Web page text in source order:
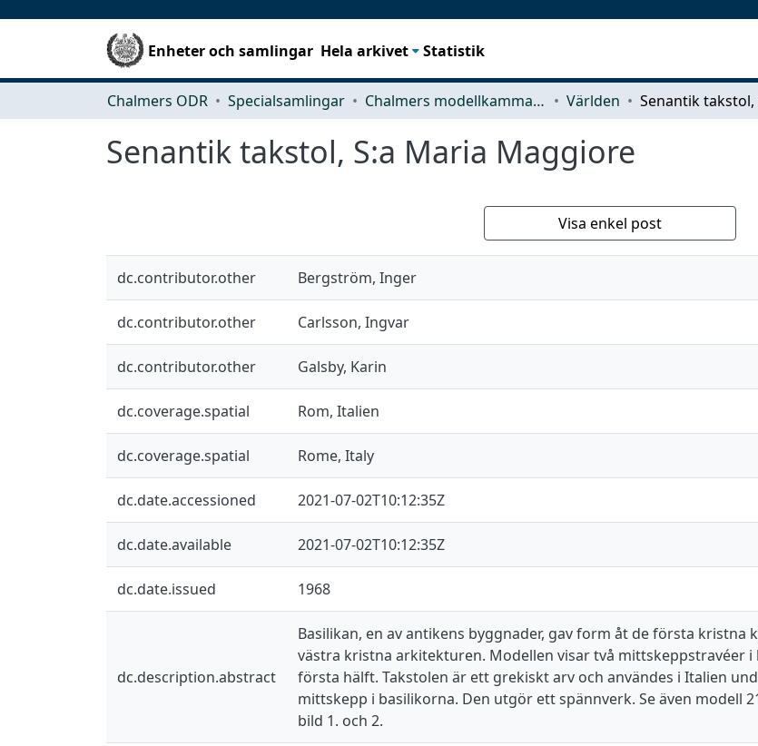
Enheter och samlingar Hela arkivet Statistik
Chalmers ODR Specialsamlingar Chalmers modellkammare Världen
Senantik takstol, S:a Maria Maggiore
Visa enkel post
dc.contributor.other Bergström, Inger
dc.contributor.other Carlsson, Ingvar
dc.contributor.other Galsby, Karin
dc.coverage.spatial Rom, Italien
dc.coverage.spatial Rome, Italy
dc.date.accessioned 2021-07-02T10:12:35Z
dc.date.available 2021-07-02T10:12:35Z
dc.date.issued 1968
dc.description.abstract
Basilikan, en av antikens byggnader, gav form åt de första
västra kristna arkitekturen. Modellen visar två mittskeppstravéer
första hälft. Takstolen är ett grekiskt arv och användes i Italien
mittskepp i basilikorna. Den utgör ett spännverk. Se även modell
bild 1. och 2.